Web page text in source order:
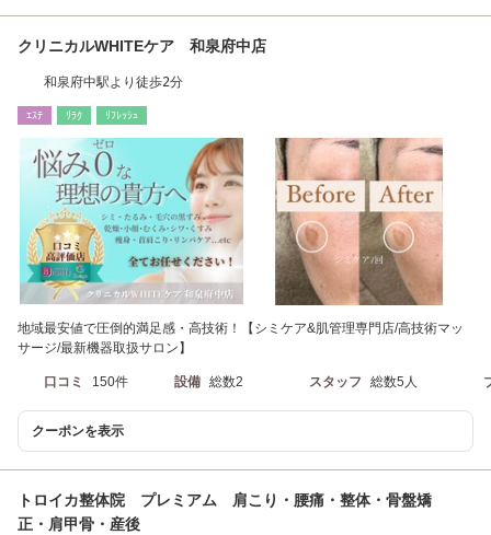
クリニカルWHITEケア 和泉府中店
和泉府中駅より徒歩2分
ｴｽﾃ ﾘﾗｸ ﾘﾌﾚｯｼｭ
地域最安値で圧倒的満足感・高技術！【シミケア&肌管理専門店/高技術マッ
サージ/最新機器取扱サロン】
口コミ 150件 設備 総数2 スタッフ 総数5人
クーポンを表示
トロイカ整体院 プレミアム 肩こり・腰痛・整体・骨盤矯
正・肩甲骨・産後